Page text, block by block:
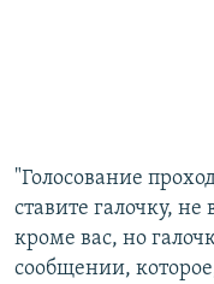
"Голосование
ставите галочку,
кроме вас, но
сообщении,